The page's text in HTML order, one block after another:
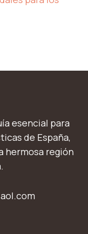
esencial para
de España,
hermosa región